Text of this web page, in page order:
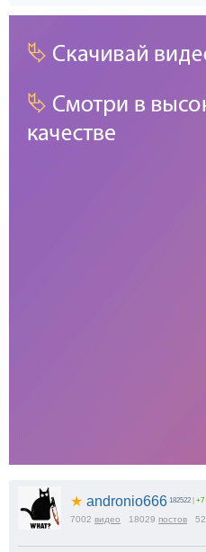
★ andronio666 182522 | +7
7002 видео 18029 постов 52